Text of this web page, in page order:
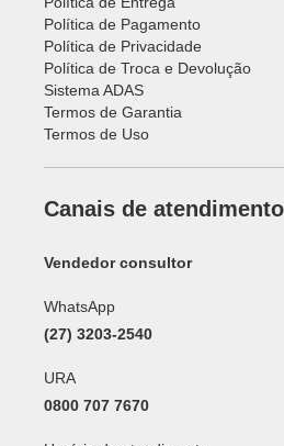
Política de Pagamento
Política de Privacidade
Política de Troca e Devolução
Sistema ADAS
Termos de Garantia
Termos de Uso
Canais de atendimento
Vendedor consultor
WhatsApp
(27) 3203-2540
URA
0800 707 7670